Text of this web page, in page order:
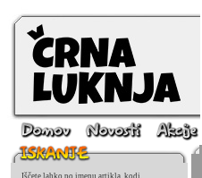
Iščete lahko po imenu artikla, kodi,